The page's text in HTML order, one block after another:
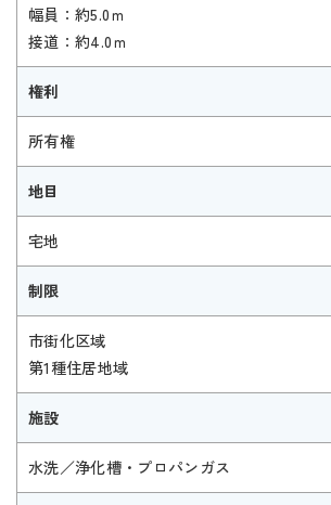
幅員：約5.0ｍ
接道：約4.0ｍ
権利
所有権
地目
宅地
制限
市街化区域
第1種住居地域
施設
水洗／浄化槽・プロパンガス